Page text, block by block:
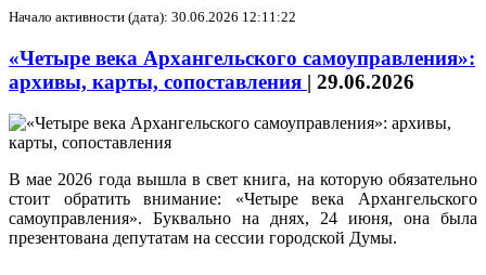
Начало активности (дата): 30.06.2026 12:11:22
«Четыре века Архангельского самоуправления»:
архивы, карты, сопоставления | 29.06.2026
В мае 2026 года вышла в свет книга, на которую обязательно
стоит обратить внимание: «Четыре века Архангельского
самоуправления». Буквально на днях, 24 июня, она была
презентована депутатам на сессии городской Думы.